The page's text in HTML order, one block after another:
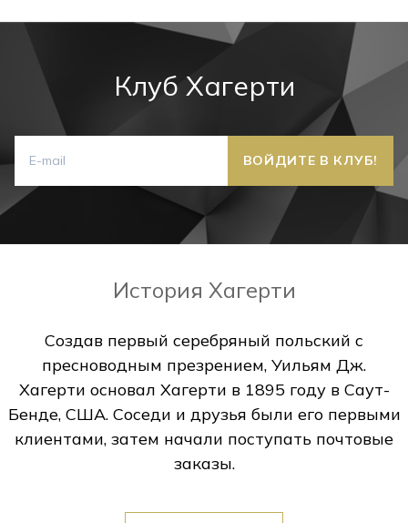
Клуб Хагерти
История Хагерти
Создав первый серебряный польский с
пресноводным презрением, Уильям Дж.
Хагерти основал Хагерти в 1895 году в Саут-
Бенде, США. Соседи и друзья были его первыми
клиентами, затем начали поступать почтовые
заказы.